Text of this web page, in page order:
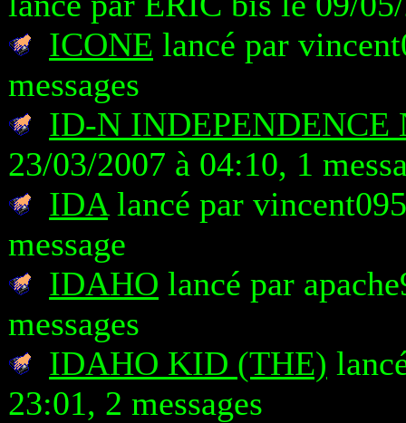
ICONE lancé par
messages
ID-N INDEPENDENCE
23/03/2007 à 04:10, 1
IDAlancé par
message
IDAHO lancé par
messages
IDAHO KID (THE)
23:01, 2 messages